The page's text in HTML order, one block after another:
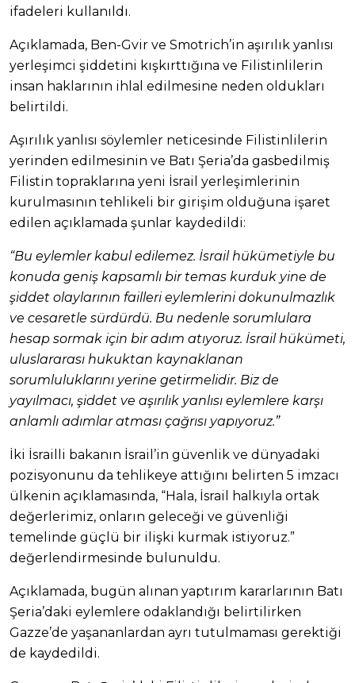
ifadeleri kullanıldı.
Açıklamada, Ben-Gvir ve Smotrich’in aşırılık yanlısı
yerleşimci şiddetini kışkırttığına ve Filistinlilerin
insan haklarının ihlal edilmesine neden oldukları
belirtildi.
Aşırılık yanlısı söylemler neticesinde Filistinlilerin
yerinden edilmesinin ve Batı Şeria’da gasbedilmiş
Filistin topraklarına yeni İsrail yerleşimlerinin
kurulmasının tehlikeli bir girişim olduğuna işaret
edilen açıklamada şunlar kaydedildi:
“Bu eylemler kabul edilemez. İsrail hükümetiyle bu
konuda geniş kapsamlı bir temas kurduk yine de
şiddet olaylarının failleri eylemlerini dokunulmazlık
ve cesaretle sürdürdü. Bu nedenle sorumlulara
hesap sormak için bir adım atıyoruz. İsrail hükümeti,
uluslararası hukuktan kaynaklanan
sorumluluklarını yerine getirmelidir. Biz de
yayılmacı, şiddet ve aşırılık yanlısı eylemlere karşı
anlamlı adımlar atması çağrısı yapıyoruz.”
İki İsrailli bakanın İsrail’in güvenlik ve dünyadaki
pozisyonunu da tehlikeye attığını belirten 5 imzacı
ülkenin açıklamasında, “Hala, İsrail halkıyla ortak
değerlerimiz, onların geleceği ve güvenliği
temelinde güçlü bir ilişki kurmak istiyoruz.”
değerlendirmesinde bulunuldu.
Açıklamada, bugün alınan yaptırım kararlarının Batı
Şeria’daki eylemlere odaklandığı belirtilirken
Gazze’de yaşananlardan ayrı tutulmaması gerektiği
de kaydedildi.